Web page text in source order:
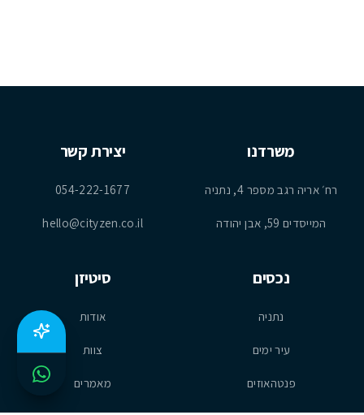
משרדנו
רח׳ אריה רגב מספר 4, נתניה
המייסדים 59, אבן יהודה
יצירת קשר
054-222-1677
hello@cityzen.co.il
נכסים
נתניה
עיר ימים
פנטהאוזים
סיטיזן
אודות
צוות
מאמרים